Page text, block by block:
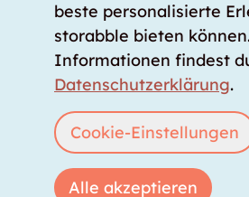
Wie gross muss ein Lagerraum
Was kostet ein Lagerraum?
Für Lageranbieter
Anmelden Lagerraum
beste personalisierte
storabble bieten
Informationen findest
Datenschutzerklärung.
Cookie-Einstellungen
Alle akzeptieren